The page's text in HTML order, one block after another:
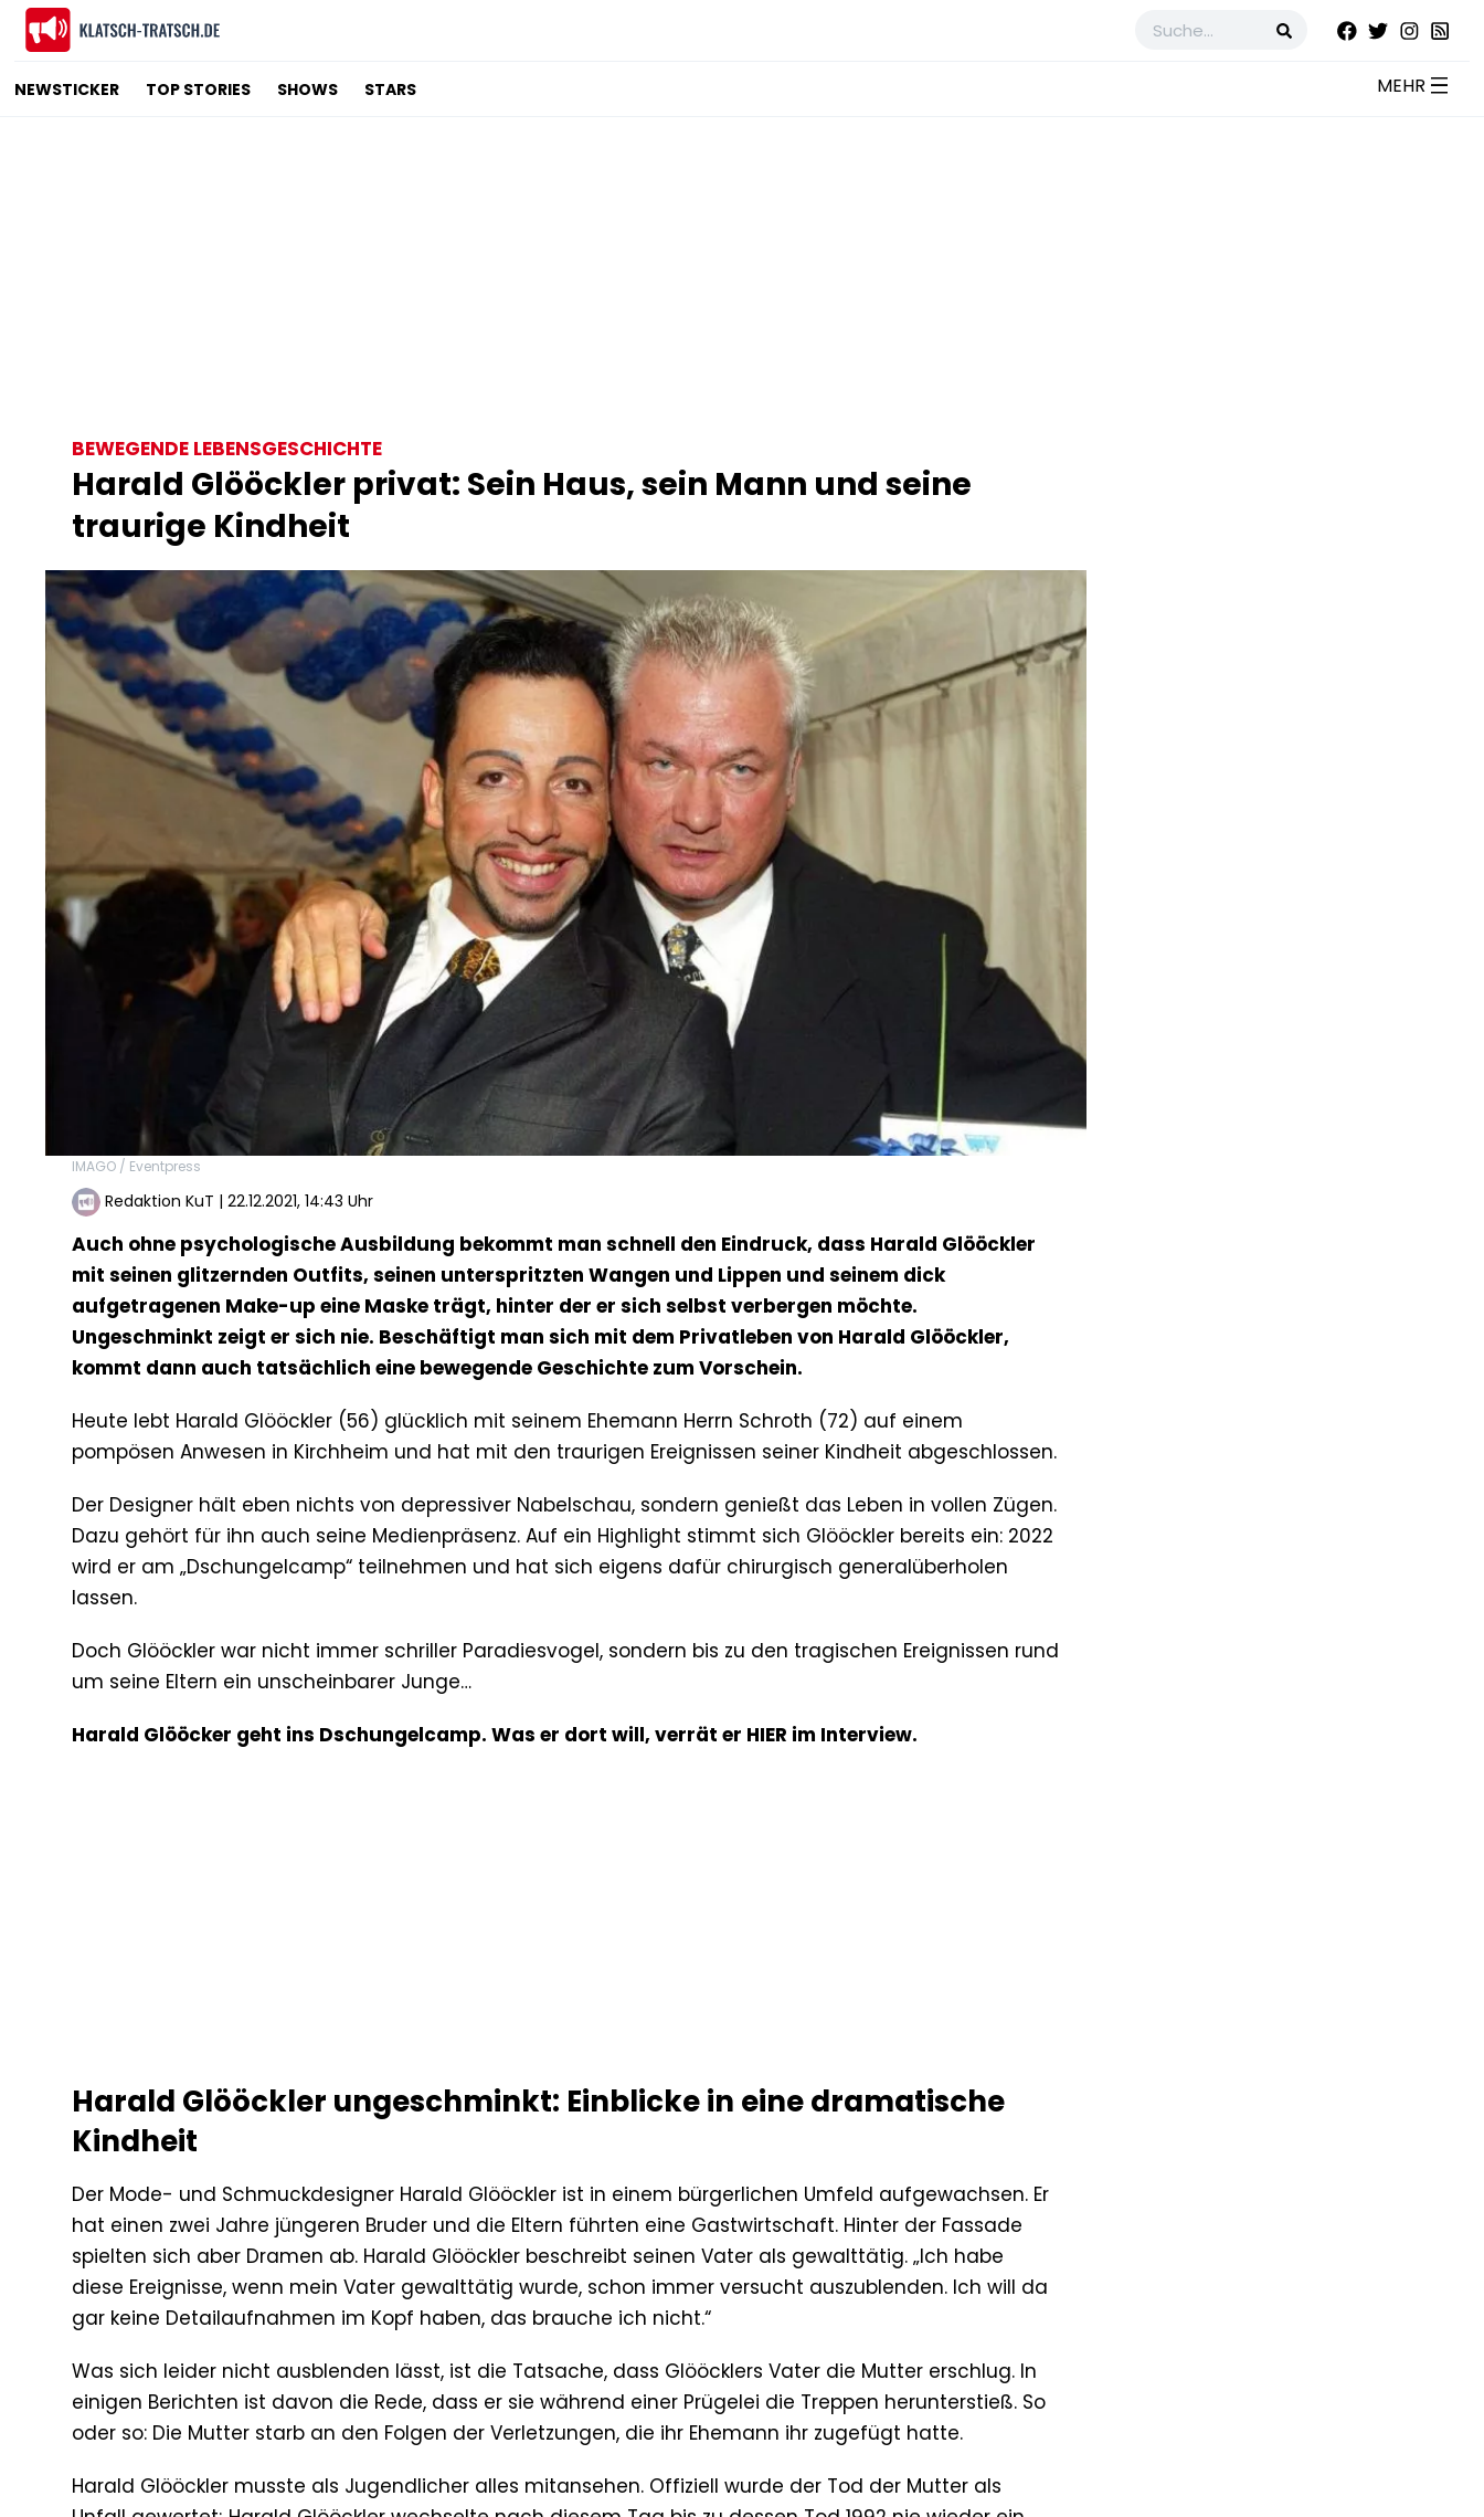
NEWSTICKER TOP STORIES SHOWS STARS
BEWEGENDE LEBENSGESCHICHTE
Harald Glööckler privat: Sein Haus, sein Mann und seine
traurige Kindheit
IMAGO / Eventpress
Redaktion KuT | 22.12.2021, 14:43 Uhr
Auch ohne psychologische Ausbildung bekommt man schnell den Eindruck, dass Harald Glööckler
mit seinen glitzernden Outfits, seinen unterspritzten Wangen und Lippen und seinem dick
aufgetragenen Make-up eine Maske trägt, hinter der er sich selbst verbergen möchte.
Ungeschminkt zeigt er sich nie. Beschäftigt man sich mit dem Privatleben von Harald Glööckler,
kommt dann auch tatsächlich eine bewegende Geschichte zum Vorschein.
Heute lebt Harald Glööckler (56) glücklich mit seinem Ehemann Herrn Schroth (72) auf einem
pompösen Anwesen in Kirchheim und hat mit den traurigen Ereignissen seiner Kindheit abgeschlossen.
Der Designer hält eben nichts von depressiver Nabelschau, sondern genießt das Leben in vollen Zügen.
Dazu gehört für ihn auch seine Medienpräsenz. Auf ein Highlight stimmt sich Glööckler bereits ein: 2022
wird er am „Dschungelcamp“ teilnehmen und hat sich eigens dafür chirurgisch generalüberholen
lassen.
Doch Glööckler war nicht immer schriller Paradiesvogel, sondern bis zu den tragischen Ereignissen rund
um seine Eltern ein unscheinbarer Junge…
Harald Glööcker geht ins Dschungelcamp. Was er dort will, verrät er HIER im Interview.
Harald Glööckler ungeschminkt: Einblicke in eine dramatische
Kindheit
Der Mode- und Schmuckdesigner Harald Glööckler ist in einem bürgerlichen Umfeld aufgewachsen. Er
hat einen zwei Jahre jüngeren Bruder und die Eltern führten eine Gastwirtschaft. Hinter der Fassade
spielten sich aber Dramen ab. Harald Glööckler beschreibt seinen Vater als gewalttätig. „Ich habe
diese Ereignisse, wenn mein Vater gewalttätig wurde, schon immer versucht auszublenden. Ich will da
gar keine Detailaufnahmen im Kopf haben, das brauche ich nicht.“
Was sich leider nicht ausblenden lässt, ist die Tatsache, dass Glööcklers Vater die Mutter erschlug. In
einigen Berichten ist davon die Rede, dass er sie während einer Prügelei die Treppen herunterstieß. So
oder so: Die Mutter starb an den Folgen der Verletzungen, die ihr Ehemann ihr zugefügt hatte.
Harald Glööckler musste als Jugendlicher alles mitansehen. Offiziell wurde der Tod der Mutter als